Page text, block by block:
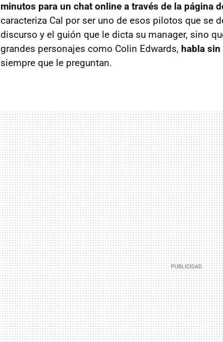
minutos para un chat online a través de la página
caracteriza Cal por ser uno de esos pilotos que se
discurso y el guión que le dicta su manager, sino
grandes personajes como Colin Edwards, habla
siempre que le preguntan.